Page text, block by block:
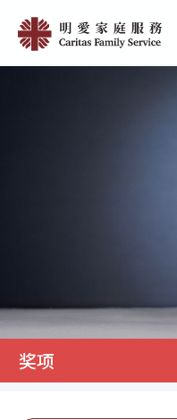
main
明
奖项